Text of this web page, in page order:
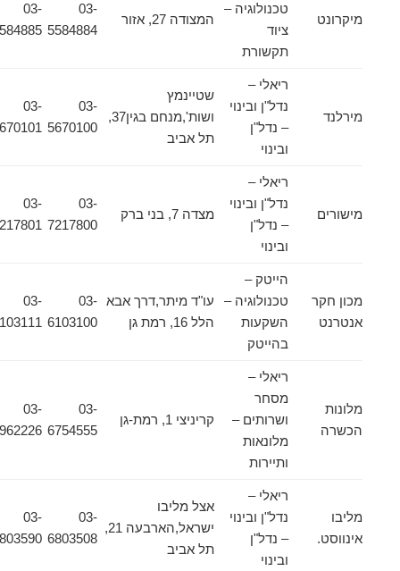
מיקרונט
טכנולוגיה –
תקשורת
המצודה 27, אזור
5584884
5584885
מירלנד
ריאלי –
נדל"ן ובינוי
– נדל"ן
ובינוי
שטיינמץ
ושות',מנחם בגין37,
תל אביב
5670100
5670101
מישורים
ריאלי –
נדל"ן ובינוי
– נדל"ן
ובינוי
מצדה 7, בני ברק
7217800
7217801
מכון חקר
אנטרנט
הייטק –
טכנולוגיה –
השקעות
בהייטק
עו"ד מיתר,דרך אבא
הלל 16, רמת גן
03-
6103100
6103111
מלונות
הכשרה
ריאלי –
מסחר
ושרותים –
מלונאות
ותיירות
קריניצי 1, רמת-גן
6754555
7962226
מליבו
אינווסט.
ריאלי –
נדל"ן ובינוי
– נדל"ן
ובינוי
אצל מליבו
ישראל,הארבעה 21,
תל אביב
6803508
6803590